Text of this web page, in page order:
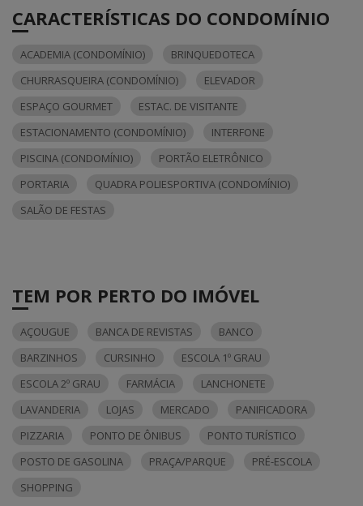
CARACTERÍSTICAS DO CONDOMÍNIO
ACADEMIA (CONDOMÍNIO)
BRINQUEDOTECA
CHURRASQUEIRA (CONDOMÍNIO)
ELEVADOR
ESPAÇO GOURMET
ESTAC. DE VISITANTE
ESTACIONAMENTO (CONDOMÍNIO)
INTERFONE
PISCINA (CONDOMÍNIO)
PORTÃO ELETRÔNICO
PORTARIA
QUADRA POLIESPORTIVA (CONDOMÍNIO)
SALÃO DE FESTAS
TEM POR PERTO DO IMÓVEL
AÇOUGUE BANCA DE REVISTAS
BANCO
BARZINHOS
CURSINHO
ESCOLA 1º GRAU
ESCOLA 2º GRAU
FARMÁCIA
LANCHONETE
LAVANDERIA
LOJAS MERCADO
PANIFICADORA
PIZZARIA
PONTO DE ÔNIBUS
PONTO TURÍSTICO
POSTO DE GASOLINA
PRAÇA/PARQUE
PRÉ-ESCOLA
SHOPPING